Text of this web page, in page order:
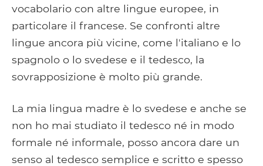
vocabolario con altre lingue europee, in
particolare il francese. Se confronti altre
lingue ancora più vicine, come l'italiano e lo
spagnolo o lo svedese e il tedesco, la
sovrapposizione è molto più grande.
La mia lingua madre è lo svedese e anche se
non ho mai studiato il tedesco né in modo
formale né informale, posso ancora dare un
senso al tedesco semplice e scritto e spesso